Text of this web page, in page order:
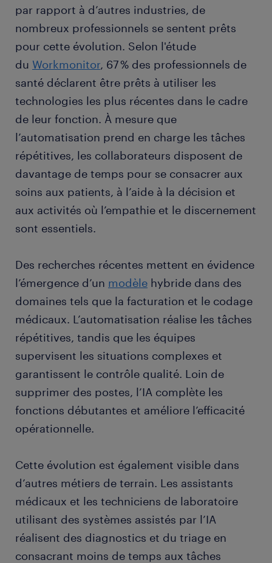
par rapport à d’autres industries, de
nombreux professionnels se sentent prêts
pour cette évolution. Selon l'étude
du Workmonitor, 67 % des professionnels de
santé déclarent être prêts à utiliser les
technologies les plus récentes dans le cadre
de leur fonction. À mesure que
l’automatisation prend en charge les tâches
répétitives, les collaborateurs disposent de
davantage de temps pour se consacrer aux
soins aux patients, à l’aide à la décision et
aux activités où l’empathie et le discernement
sont essentiels.
Des recherches récentes mettent en évidence
l’émergence d’un modèle hybride dans des
domaines tels que la facturation et le codage
médicaux. L’automatisation réalise les tâches
répétitives, tandis que les équipes
supervisent les situations complexes et
garantissent le contrôle qualité. Loin de
supprimer des postes, l’IA complète les
fonctions débutantes et améliore l’efficacité
opérationnelle.
Cette évolution est également visible dans
d’autres métiers de terrain. Les assistants
médicaux et les techniciens de laboratoire
utilisant des systèmes assistés par l’IA
réalisent des diagnostics et du triage en
consacrant moins de temps aux tâches